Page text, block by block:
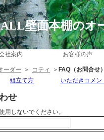
壁面本棚のオ
社案内 お客様の声
ーダー ＞ コティ ＞ FAQ（お問合せ
組立て方 いただきコメン
せ
用しないでください。